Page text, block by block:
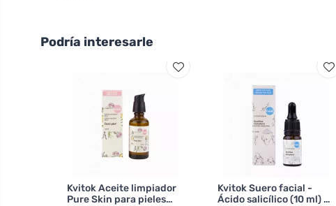
Podría interesarle
Kvitok Aceite limpiador
Pure Skin para pieles
Kvitok Suero facial -
Ácido salicílico (10 ml) -